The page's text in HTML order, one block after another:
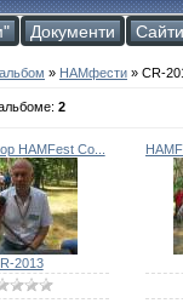
Документи Cайти
» HAMфести » CR-
: 2
HAMFest Со...
2013